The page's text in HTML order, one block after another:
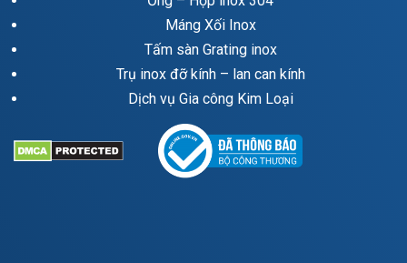
Máng Xối Inox
Tấm sàn Grating inox
Trụ inox đỡ kính – lan can kính
Dịch vụ Gia công Kim Loại